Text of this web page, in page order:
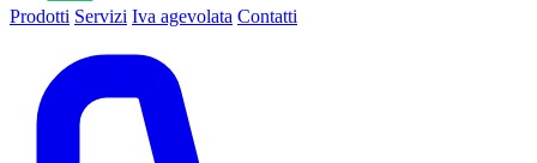
Prodotti Servizi Iva agevolata Contatti